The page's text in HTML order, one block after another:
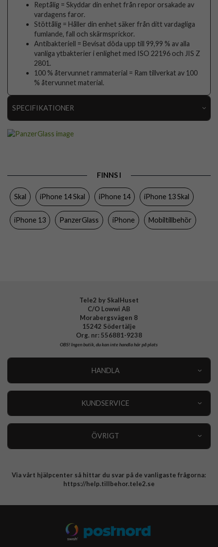
Reptålig = Skyddar din enhet från repor orsakade av
vardagens faror.
Stöttålig = Håller din enhet säker från ditt vardagliga
fumlande, fall och skärmsprickor.
Antibakteriell = Bevisat döda upp till 99,99 % av alla
vanliga ytbakterier i enlighet med ISO 22196 och JIS Z
2801.
100 % återvunnet rammaterial = Ram tillverkat av 100
% återvunnet material.
SPECIFIKATIONER
Stöttålig, Trådlös laddning-kompatibel
Färg Genomskinlig
Hårdplast (PC), Mjukplast (TPU)
Varumärke PanzerGlass
FINNS I
Skal iPhone 14 Skal iPhone 14 iPhone 13 Skal
iPhone 13 PanzerGlass iPhone Mobiltillbehör
Tele2 by SkalHuset
C/O Lowwi AB
Morabergsvägen 8
15242 Södertälje
Org. nr: 556881-9238
OBS!Ingen butik, du kan inte handla här på plats
HANDLA
KUNDSERVICE
ÖVRIGT
Integritetspolicy
Via vårt hjälpcenter så hittar du svar på de vanligaste frågorna:
https://help.tillbehor.tele2.se